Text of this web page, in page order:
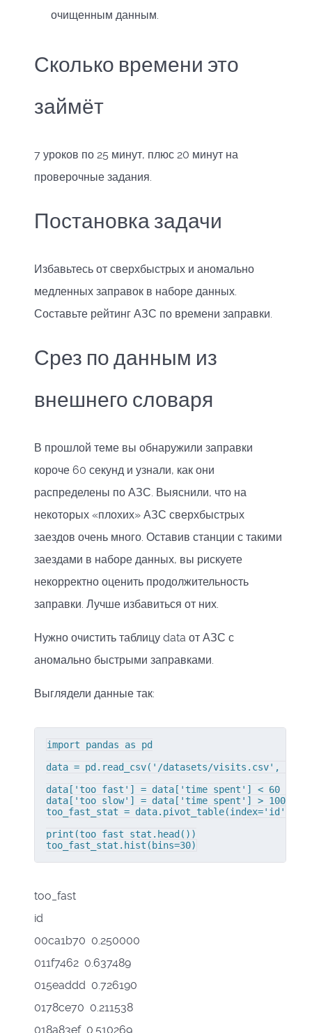
очищенным данным.
Сколько времени это
займёт
7 уроков по 25 минут, плюс 20 минут на
проверочные задания.
Постановка задачи
Избавьтесь от сверхбыстрых и аномально
медленных заправок в наборе данных.
Составьте рейтинг АЗС по времени заправки.
Срез по данным из
внешнего словаря
В прошлой теме вы обнаружили заправки
короче 60 секунд и узнали, как они
распределены по АЗС. Выяснили, что на
некоторых «плохих» АЗС сверхбыстрых
заездов очень много. Оставив станции с такими
заездами в наборе данных, вы рискуете
некорректно оценить продолжительность
заправки. Лучше избавиться от них.
Нужно очистить таблицу data от АЗС с
аномально быстрыми заправками.
Выглядели данные так:
import pandas as pd
data = pd.read_csv('/datasets/visits.csv',
data['too_fast'] = data['time_spent'] < 60
data['too_slow'] = data['time_spent'] > 1000
too_fast_stat = data.pivot_table(index='id',
print(too_fast_stat.head())
too_fast_stat.hist(bins=30)
too_fast
id
00ca1b70 0.250000
011f7462 0.637489
015eaddd 0.726190
0178ce70 0.211538
018a83ef 0.510269